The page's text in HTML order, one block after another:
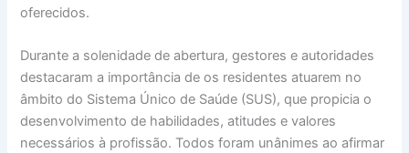
oferecidos.
Durante a solenidade de abertura, gestores e autoridades
destacaram a importância de os residentes atuarem no
âmbito do Sistema Único de Saúde (SUS), que propicia o
desenvolvimento de habilidades, atitudes e valores
necessários à profissão. Todos foram unânimes ao afirmar